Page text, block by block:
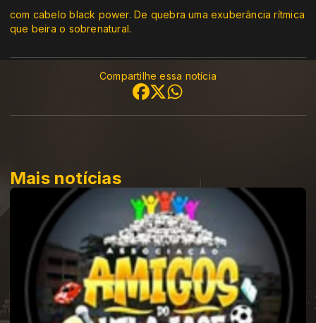
com cabelo black power. De quebra uma exuberância rítmica
que beira o sobrenatural.
Compartilhe essa notícia
Mais notícias